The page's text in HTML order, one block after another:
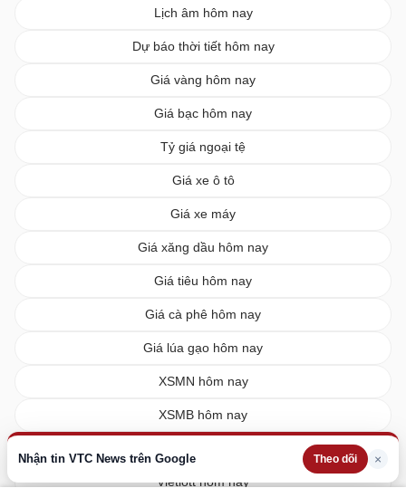
Nhận tin VTC News trên Google Theo dõi ×
Lịch âm hôm nay
Dự báo thời tiết hôm nay
Giá vàng hôm nay
Giá bạc hôm nay
Tỷ giá ngoại tệ
Giá xe ô tô
Giá xe máy
Giá xăng dầu hôm nay
Giá tiêu hôm nay
Giá cà phê hôm nay
Giá lúa gạo hôm nay
XSMN hôm nay
XSMB hôm nay
Vietlott hôm nay